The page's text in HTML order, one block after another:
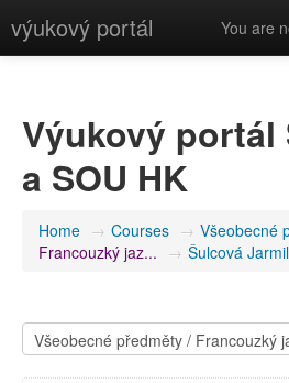
výukový portál You are
Výukový portál
a SOU HK
Home → Courses → Všeobecné
Francouzký jaz... → Šulcová